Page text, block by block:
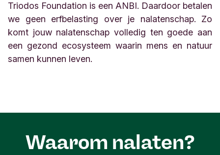
Triodos Foundation is een ANBI. Daardoor betalen
we geen erfbelasting over je nalatenschap. Zo
komt jouw nalatenschap volledig ten goede aan
een gezond ecosysteem waarin mens en natuur
samen kunnen leven.
Waarom nalaten?